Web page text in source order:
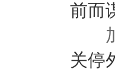
前而
关停